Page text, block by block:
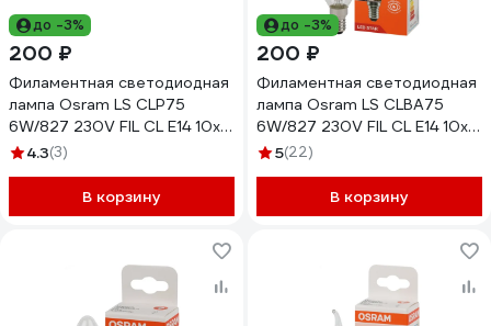
до -3%
200 ₽
Филаментная светодиодная
лампа Osram LS CLP75
6W/827 230V FIL CL E14 10x1
4058075684515
4.3(3)
В корзину
до -3%
200 ₽
Филаментная светодиодная
лампа Osram LS CLBA75
6W/827 230V FIL CL E14 10x1
4058075684997
5(22)
В корзину